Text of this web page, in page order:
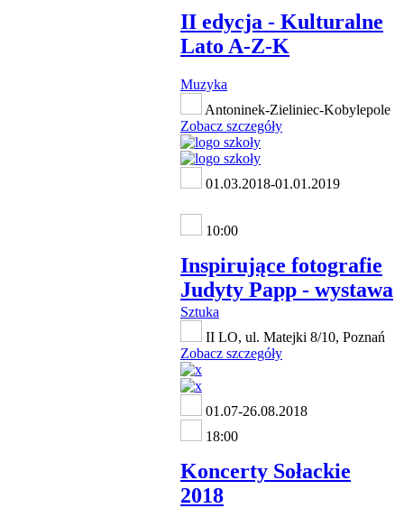
II edycja - Kulturalne
Lato A-Z-K
Muzyka
Antoninek-Zieliniec-Kobylepole
Zobacz szczegóły
01.03.2018-01.01.2019
10:00
Inspirujące fotografie
Judyty Papp - wystawa
Sztuka
II LO, ul. Matejki 8/10, Poznań
Zobacz szczegóły
01.07-26.08.2018
18:00
Koncerty Sołackie
2018